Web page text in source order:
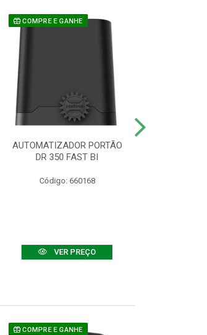
COMPRE E GANHE
AUTOMATIZADOR PORTÃO
DR 350 FAST BI
Código: 660168
VER PREÇO
COMPRE E GANHE